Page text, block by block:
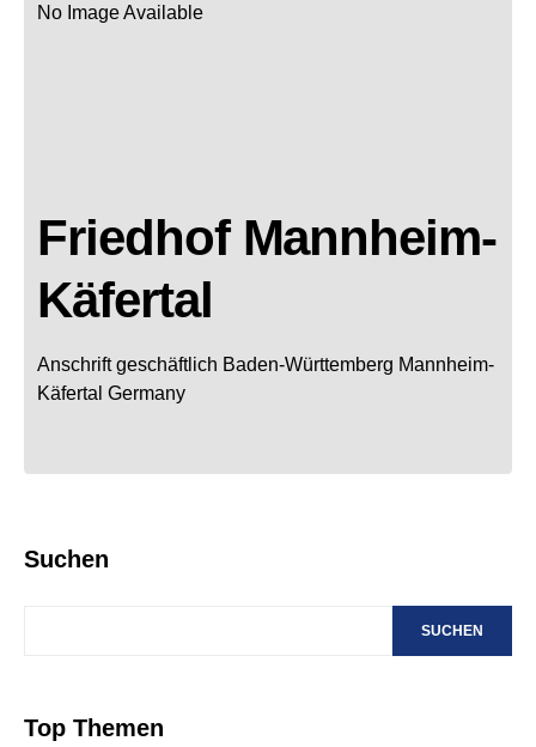
No Image Available
Friedhof Mannheim-
Käfertal
Anschrift geschäftlich Baden-Württemberg Mannheim-
Käfertal Germany
Suchen
SUCHEN
Top Themen